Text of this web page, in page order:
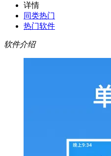
详情
同类热门
热门软件
软件介绍